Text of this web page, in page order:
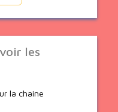
les
la chaine